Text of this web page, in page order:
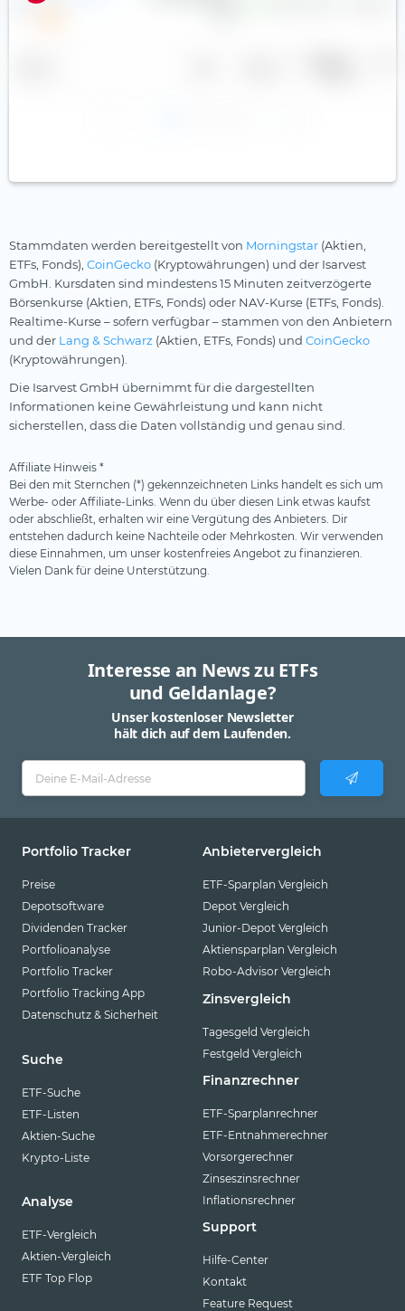
Stammdaten werden bereitgestellt von Morningstar (Aktien,
ETFs, Fonds), CoinGecko (Kryptowährungen) und der Isarvest
GmbH. Kursdaten sind mindestens 15 Minuten zeitverzögerte
Börsenkurse (Aktien, ETFs, Fonds) oder NAV-Kurse (ETFs, Fonds).
Realtime-Kurse – sofern verfügbar – stammen von den Anbietern
und der Lang & Schwarz (Aktien, ETFs, Fonds) und CoinGecko
(Kryptowährungen).
Die Isarvest GmbH übernimmt für die dargestellten
Informationen keine Gewährleistung und kann nicht
sicherstellen, dass die Daten vollständig und genau sind.
Affiliate Hinweis *
Bei den mit Sternchen (*) gekennzeichneten Links handelt es sich um
Werbe- oder Affiliate-Links. Wenn du über diesen Link etwas kaufst
oder abschließt, erhalten wir eine Vergütung des Anbieters. Dir
entstehen dadurch keine Nachteile oder Mehrkosten. Wir verwenden
diese Einnahmen, um unser kostenfreies Angebot zu finanzieren.
Vielen Dank für deine Unterstützung.
Interesse an News zu ETFs
und Geldanlage?
Unser kostenloser Newsletter
hält dich auf dem Laufenden.
Portfolio Tracker
Preise
Depotsoftware
Dividenden Tracker
Portfolioanalyse
Portfolio Tracker
Portfolio Tracking App
Datenschutz & Sicherheit
Suche
ETF-Suche
ETF-Listen
Aktien-Suche
Krypto-Liste
Analyse
ETF-Vergleich
Aktien-Vergleich
ETF Top Flop
Anbietervergleich
ETF-Sparplan Vergleich
Depot Vergleich
Junior-Depot Vergleich
Aktiensparplan Vergleich
Robo-Advisor Vergleich
Zinsvergleich
Tagesgeld Vergleich
Festgeld Vergleich
Finanzrechner
ETF-Sparplanrechner
ETF-Entnahmerechner
Vorsorgerechner
Zinseszinsrechner
Inflationsrechner
Support
Hilfe-Center
Kontakt
Feature Request